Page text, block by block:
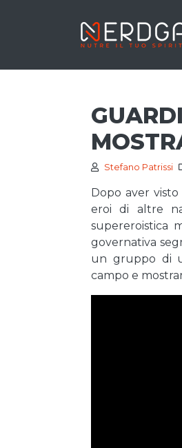
Stefano Patrissi
Dopo aver
eroi di altre
supereroistica
governativa
un gruppo di
campo e